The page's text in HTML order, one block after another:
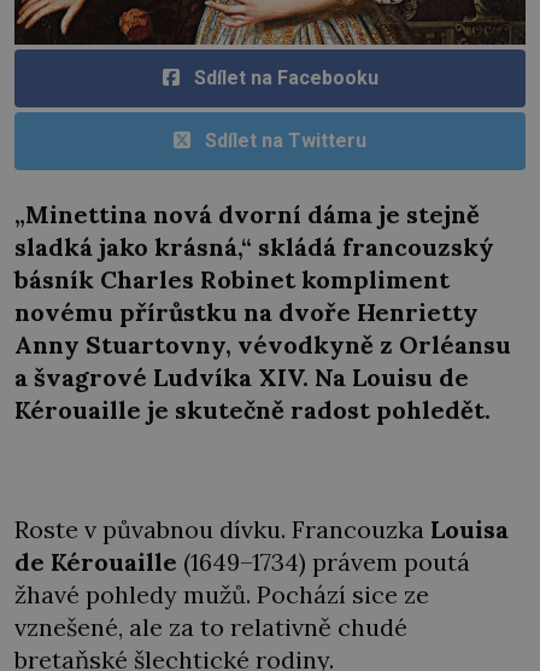
Sdílet na Facebooku
Sdílet na Twitteru
„Minettina nová dvorní dáma je stejně
sladká jako krásná,“ skládá francouzský
básník Charles Robinet kompliment
novému přírůstku na dvoře Henrietty
Anny Stuartovny, vévodkyně z Orléansu
a švagrové Ludvíka XIV. Na Louisu de
Kérouaille je skutečně radost pohledět.
Roste v půvabnou dívku. Francouzka Louisa
de Kérouaille (1649–1734) právem poutá
žhavé pohledy mužů. Pochází sice ze
vznešené, ale za to relativně chudé
bretaňské šlechtické rodiny.